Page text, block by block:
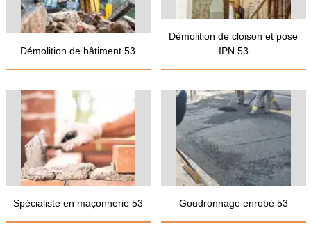
Démolition de bâtiment 53
Démolition de cloison et pose
IPN 53
Spécialiste en maçonnerie 53 Goudronnage enrobé 53